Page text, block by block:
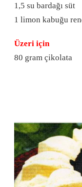
1,5 su bardağı süt
1 limon kabuğu
Üzeri için
80 gram çikolata